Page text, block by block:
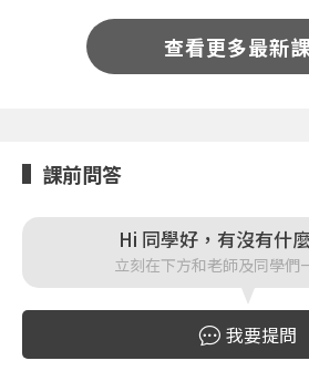
或
登入
忘記密碼
或
註冊
按下註冊即代表你同意我們的使用
策。
查看更多最新
課前問答
Hi 同學好，有沒有什
立刻在下方和老師及同學們
我要提問